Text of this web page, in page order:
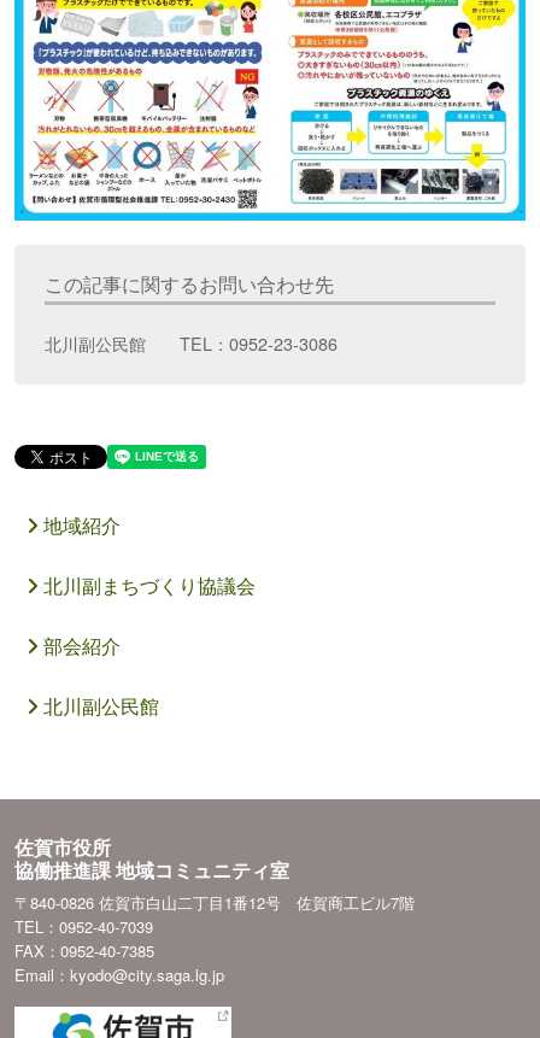
この記事に関するお問い合わせ先
北川副公民館 TEL：0952-23-3086
地域紹介
北川副まちづくり協議会
部会紹介
北川副公民館
佐賀市役所
協働推進課 地域コミュニティ室
〒840-0826 佐賀市白山二丁目1番12号 佐賀商工ビル7階
TEL：0952-40-7039
FAX：0952-40-7385
Email：kyodo@city.saga.lg.jp